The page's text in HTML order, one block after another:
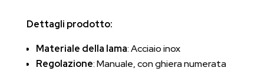
Dettagli prodotto:
Materiale della lama: Acciaio inox
Regolazione: Manuale, con ghiera numerata